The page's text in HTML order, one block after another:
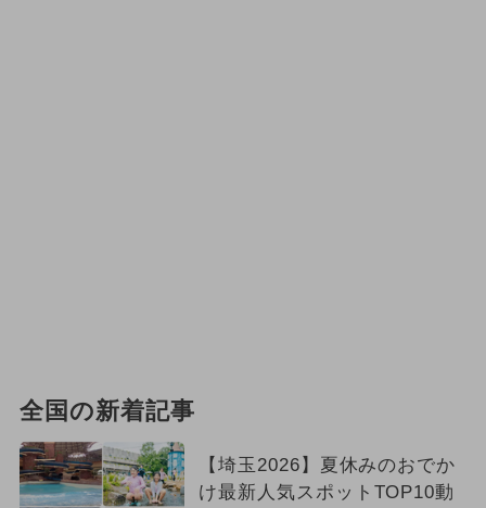
全国の新着記事
【埼玉2026】夏休みのおでか
け最新人気スポットTOP10動